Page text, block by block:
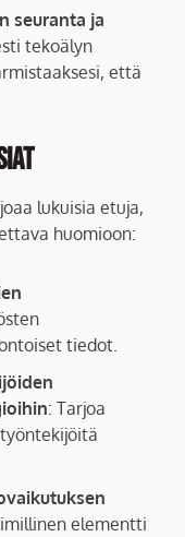
seuranta ja
tekoälyn
että
lukuisia etuja,
huomioon:
tiedot.
: Tarjoa
elementti